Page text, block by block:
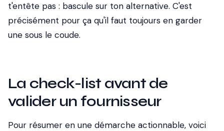
t'entête pas : bascule sur ton alternative. C'est
précisément pour ça qu'il faut toujours en garder
une sous le coude.
La check-list avant de
valider un fournisseur
Pour résumer en une démarche actionnable, voici